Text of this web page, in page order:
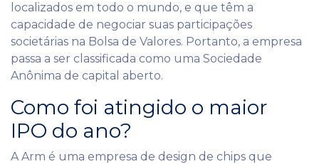
localizados em todo o mundo, e que têm a
capacidade de negociar suas participações
societárias na Bolsa de Valores. Portanto, a empresa
passa a ser classificada como uma Sociedade
Anônima de capital aberto.
Como foi atingido o maior
IPO do ano?
A Arm é uma empresa de design de chips que